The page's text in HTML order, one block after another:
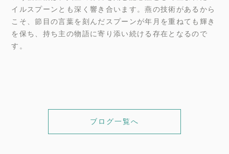
イルスプーンとも深く響き合います。燕の技術があるから
こそ、節目の言葉を刻んだスプーンが年月を重ねても輝き
を保ち、持ち主の物語に寄り添い続ける存在となるので
す。
ブログ一覧へ